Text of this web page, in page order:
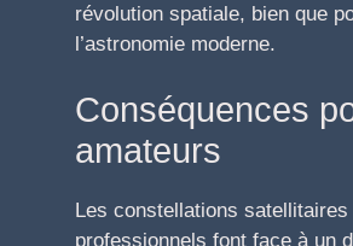
révolution spatiale, bien que
l’astronomie moderne.
Conséquences
amateurs
Les constellations
professionnels font face à un